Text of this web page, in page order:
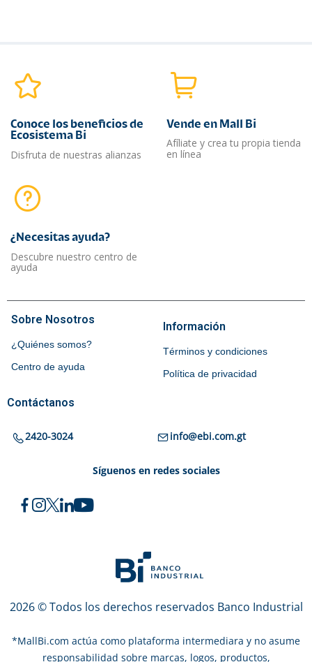
Conoce los beneficios de
Ecosistema Bi
Disfruta de nuestras alianzas
Vende en Mall Bi
Afíliate y crea tu propia tienda
en línea
¿Necesitas ayuda?​
Descubre nuestro centro de
ayuda
Sobre Nosotros
¿Quiénes somos?
Centro de ayuda
Información
Términos y condiciones
Política de privacidad
Contáctanos
2420-3024 info@ebi.com.gt
Síguenos en redes sociales
2026 © Todos los derechos reservados Banco Industrial
*MallBi.com actúa como plataforma intermediara y no asume
responsabilidad sobre marcas, logos, productos,